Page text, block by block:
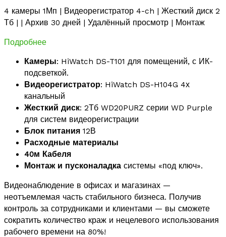
4 камеры 1Мп | Видеорегистратор 4-ch | Жесткий диск 2
Тб | | Архив 30 дней | Удалённый просмотр | Монтаж
Подробнее
Камеры: HiWatch DS-T101 для помещений, с ИК-
подсветкой.
Видеорегистратор: HiWatch DS-H104G 4х
канальный
Жесткий диск: 2Тб WD20PURZ серии WD Purple
для систем видеорегистрации
Блок питания 12В
Расходные материалы
40м Кабеля
Монтаж и пусконаладка системы «под ключ».
Видеонаблюдение в офисах и магазинах —
неотъемлемая часть стабильного бизнеса. Получив
контроль за сотрудниками и клиентами — вы сможете
сократить количество краж и нецелевого использования
рабочего времени на 80%!